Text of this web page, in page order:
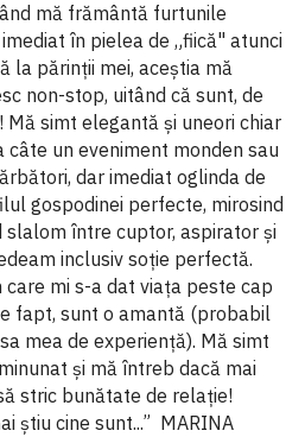
mă frământă furtunile
în pielea de „fiică" atunci
la părinții mei, aceștia mă
non-stop, uitând că sunt, de
Mă simt elegantă și uneori chiar
câte un eveniment monden sau
dar imediat oglinda de
gospodinei perfecte, mirosind
între cuptor, aspirator și
inclusiv soție perfectă.
mi s-a dat viața peste cap
fapt, sunt o amantă (probabil
mea de experiență). Mă simt
și mă întreb dacă mai
stric bunătate de relație!
știu cine sunt...” MARINA